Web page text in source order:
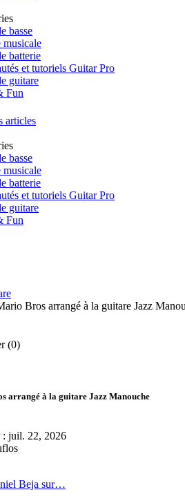
basse
musicale
batterie
et tutoriels Guitar Pro
guitare
Fun
articles
basse
musicale
batterie
et tutoriels Guitar Pro
guitare
Fun
Bros arrangé à la guitare Jazz
(0)
arrangé à la guitare Jazz Manouche
: juil. 22, 2026
Beja sur…